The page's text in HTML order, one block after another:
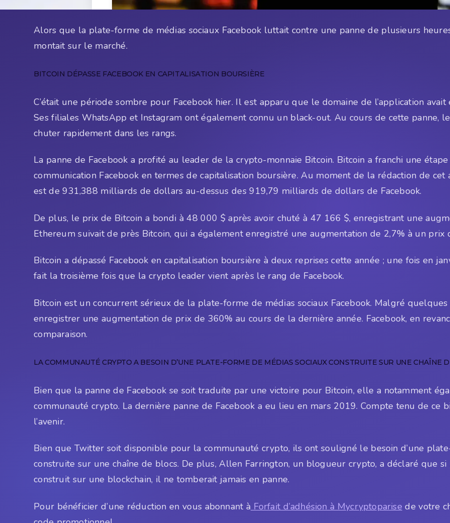
Alors que la plate-forme de médias sociaux Facebook luttait contre une panne de plusieurs
montait sur le marché.
BITCOIN DÉPASSE FACEBOOK EN CAPITALISATION BOURSIÈRE
C’était une période sombre pour Facebook hier. Il est apparu que le domaine de l’application
Ses filiales WhatsApp et Instagram ont également connu un black-out. Au cours de cette panne,
chuter rapidement dans les rangs.
La panne de Facebook a profité au leader de la crypto-monnaie Bitcoin. Bitcoin a franchi une
communication Facebook en termes de capitalisation boursière. Au moment de la rédaction de
est de 931,388 milliards de dollars au-dessus des 919,79 milliards de dollars de Facebook.
De plus, le prix de Bitcoin a bondi à 48 000 $ après avoir chuté à 47 166 $, enregistrant une
Ethereum suivait de près Bitcoin, qui a également enregistré une augmentation de 2,7% à un prix
Bitcoin a dépassé Facebook en capitalisation boursière à deux reprises cette année ; une fois en
fait la troisième fois que la crypto leader vient après le rang de Facebook.
Bitcoin est un concurrent sérieux de la plate-forme de médias sociaux Facebook. Malgré quelques
enregistrer une augmentation de prix de 360% au cours de la dernière année. Facebook, en
comparaison.
LA COMMUNAUTÉ CRYPTO A BESOIN D’UNE PLATE-FORME DE MÉDIAS SOCIAUX CONSTRUITE SUR UNE CHAÎNE
Bien que la panne de Facebook se soit traduite par une victoire pour Bitcoin, elle a notamment
communauté crypto. La dernière panne de Facebook a eu lieu en mars 2019. Compte tenu de ce
l’avenir.
Bien que Twitter soit disponible pour la communauté crypto, ils ont souligné le besoin d’une
construite sur une chaîne de blocs. De plus, Allen Farrington, un blogueur crypto, a déclaré que
construit sur une blockchain, il ne tomberait jamais en panne.
Pour bénéficier d’une réduction en vous abonnant à Forfait d’adhésion à Mycryptoparise de votre